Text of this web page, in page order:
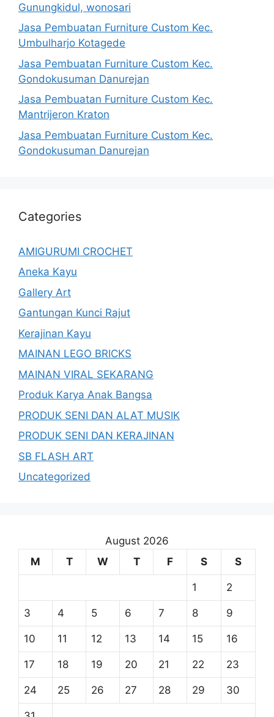
Gunungkidul, wonosari
Jasa Pembuatan Furniture Custom Kec.
Umbulharjo Kotagede
Jasa Pembuatan Furniture Custom Kec.
Gondokusuman Danurejan
Jasa Pembuatan Furniture Custom Kec.
Mantrijeron Kraton
Jasa Pembuatan Furniture Custom Kec.
Gondokusuman Danurejan
Categories
AMIGURUMI CROCHET
Aneka Kayu
Gallery Art
Gantungan Kunci Rajut
Kerajinan Kayu
MAINAN LEGO BRICKS
MAINAN VIRAL SEKARANG
Produk Karya Anak Bangsa
PRODUK SENI DAN ALAT MUSIK
PRODUK SENI DAN KERAJINAN
SB FLASH ART
Uncategorized
August 2026
M
T W T F S S
1 2
3 4 5 6 7 8 9
10 11 12 13 14 15 16
17 18 19 20 21 22 23
24 25 26 27 28 29 30